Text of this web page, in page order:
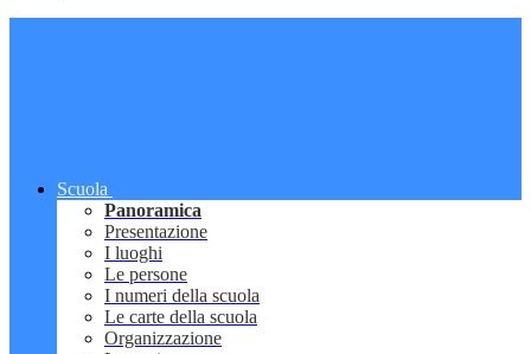
Scuola
Panoramica
Presentazione
I luoghi
Le persone
I numeri della scuola
Le carte della scuola
Organizzazione